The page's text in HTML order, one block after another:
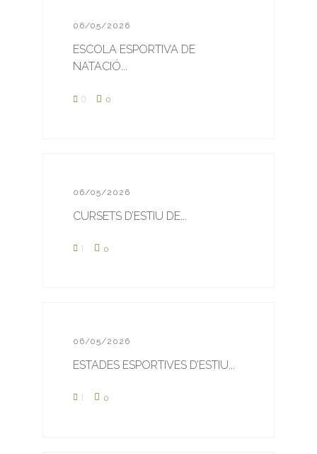
06/05/2026
ESCOLA ESPORTIVA DE
NATACIÓ...
0 0
06/05/2026
CURSETS D’ESTIU DE...
1 0
06/05/2026
ESTADES ESPORTIVES D’ESTIU...
1 0